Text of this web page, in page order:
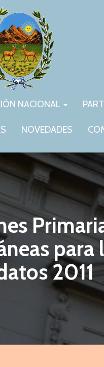
NACIONAL
NOVEDADES
para
2011